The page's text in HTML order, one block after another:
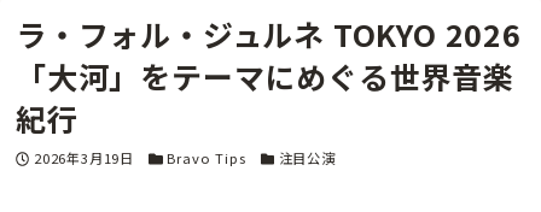
ラ・フォル・ジュルネ TOKYO 2026
「大河」をテーマにめぐる世界音楽
紀行
投稿日
2026年3月19日 カテゴリー
Bravo Tips カテゴリー
注目公演